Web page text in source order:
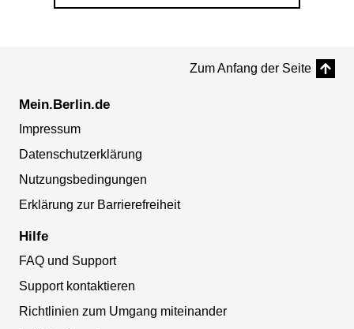
Zum Anfang der Seite
Mein.Berlin.de
Impressum
Datenschutzerklärung
Nutzungsbedingungen
Erklärung zur Barrierefreiheit
Hilfe
FAQ und Support
Support kontaktieren
Richtlinien zum Umgang miteinander